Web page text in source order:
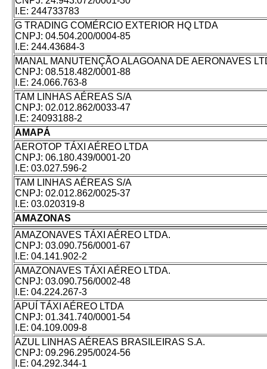
I.E: 244733783
G TRADING COMÉRCIO EXTERIOR HQ LTDA
CNPJ: 04.504.200/0004-85
I.E: 244.43684-3
MANAL MANUTENÇÃO ALAGOANA DE AERONAVES
CNPJ: 08.518.482/0001-88
I.E: 24.066.763-8
TAM LINHAS AÉREAS S/A
CNPJ: 02.012.862/0033-47
I.E: 24093188-2
AMAPÁ
AEROTOP TÁXI AÉREO LTDA
CNPJ: 06.180.439/0001-20
I.E: 03.027.596-2
TAM LINHAS AÉREAS S/A
CNPJ: 02.012.862/0025-37
I.E: 03.020319-8
AMAZONAS
AMAZONAVES TÁXI AÉREO LTDA.
CNPJ: 03.090.756/0001-67
I.E: 04.141.902-2
AMAZONAVES TÁXI AÉREO LTDA.
CNPJ: 03.090.756/0002-48
I.E: 04.224.267-3
APUÍ TÁXI AÉREO LTDA
CNPJ: 01.341.740/0001-54
I.E: 04.109.009-8
AZUL LINHAS AÉREAS BRASILEIRAS S.A.
CNPJ: 09.296.295/0024-56
I.E: 04.292.344-1